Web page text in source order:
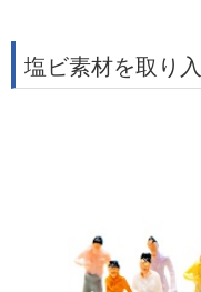
塩ビ素材を取り